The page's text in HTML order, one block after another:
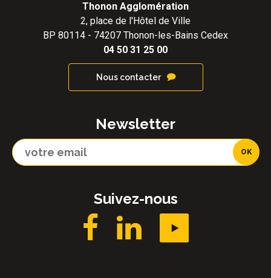
Thonon Agglomération
2, place de l'Hôtel de Ville
BP 80114 - 74207 Thonon-les-Bains Cedex
04 50 31 25 00
Nous contacter
Newsletter
Suivez-nous